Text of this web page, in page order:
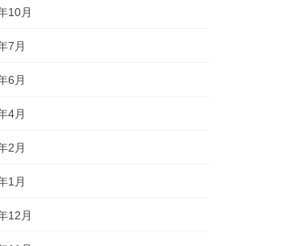
10月
7月
6月
4月
2月
1月
12月